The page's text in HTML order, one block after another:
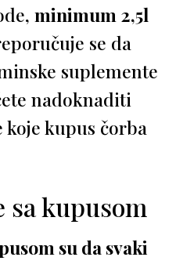
minimum 2,5l
se da
suplemente
nadoknaditi
kupus čorba
kupusom
su da svaki